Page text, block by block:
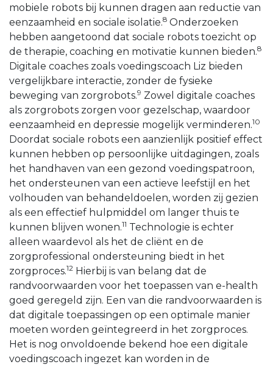
mobiele robots bij kunnen dragen aan reductie van
eenzaamheid en sociale isolatie.8 Onderzoeken
hebben aangetoond dat sociale robots toezicht op
de therapie, coaching en motivatie kunnen bieden.8
Digitale coaches zoals voedingscoach Liz bieden
vergelijkbare interactie, zonder de fysieke
beweging van zorgrobots.9 Zowel digitale coaches
als zorgrobots zorgen voor gezelschap, waardoor
eenzaamheid en depressie mogelijk verminderen.10
Doordat sociale robots een aanzienlijk positief effect
kunnen hebben op persoonlijke uitdagingen, zoals
het handhaven van een gezond voedingspatroon,
het ondersteunen van een actieve leefstijl en het
volhouden van behandeldoelen, worden zij gezien
als een effectief hulpmiddel om langer thuis te
kunnen blijven wonen.11 Technologie is echter
alleen waardevol als het de cliënt en de
zorgprofessional ondersteuning biedt in het
zorgproces.12 Hierbij is van belang dat de
randvoorwaarden voor het toepassen van e-health
goed geregeld zijn. Een van die randvoorwaarden is
dat digitale toepassingen op een optimale manier
moeten worden geïntegreerd in het zorgproces.
Het is nog onvoldoende bekend hoe een digitale
voedingscoach ingezet kan worden in de